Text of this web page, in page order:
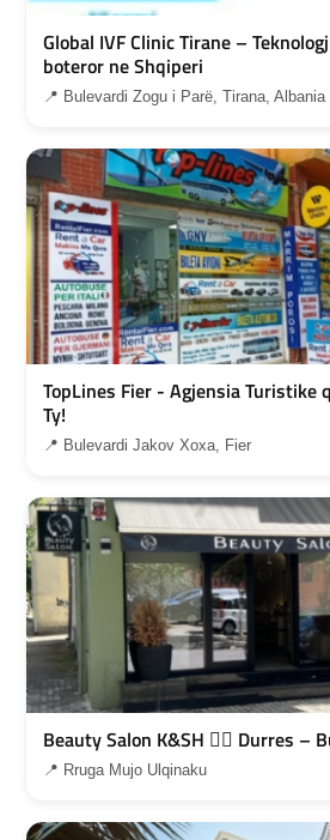
Global IVF Clinic Tirane –
boteror ne Shqiperi
📍 Bulevardi Zogu i Parë, Tirana, Albania
TopLines Fier - Agjensia Turistike
Ty!
📍 Bulevardi Jakov Xoxa, Fier
Beauty Salon K&SH 💇‍♀️ Durres –
📍 Rruga Mujo Ulqinaku